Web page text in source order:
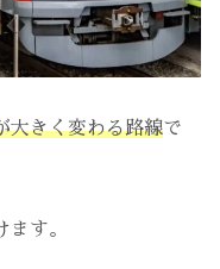
大きく変わる路線で
す。